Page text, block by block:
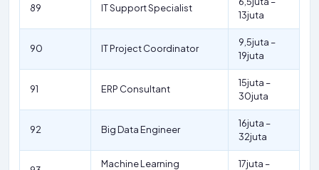
89 IT Support Specialist
13juta
90 IT Project Coordinator
9,5juta –
19juta
91 ERP Consultant
15juta –
30juta
92 Big Data Engineer
16juta –
32juta
Machine Learning
17juta –